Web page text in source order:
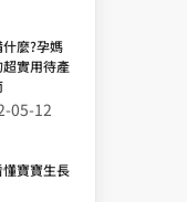
麼?孕媽
實用待產
05-12
寶寶生長